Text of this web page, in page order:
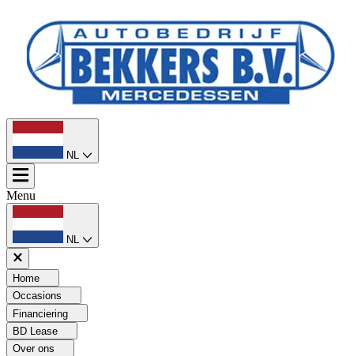
NL
Menu
NL
Home
Occasions
Financiering
BD Lease
Over ons